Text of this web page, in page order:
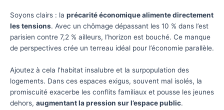
Soyons clairs : la précarité économique alimente directement
les tensions. Avec un chômage dépassant les 10 % dans l’est
parisien contre 7,2 % ailleurs, l’horizon est bouché. Ce manque
de perspectives crée un terreau idéal pour l’économie parallèle.
Ajoutez à cela l’habitat insalubre et la surpopulation des
logements. Dans ces espaces exigus, souvent mal isolés, la
promiscuité exacerbe les conflits familiaux et pousse les jeunes
dehors, augmentant la pression sur l’espace public.